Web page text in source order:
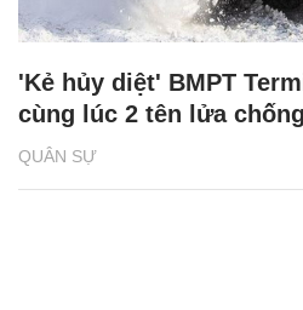
QUÂN SỰ
'Kẻ hủy diệt' BMPT
cùng lúc 2 tên lửa